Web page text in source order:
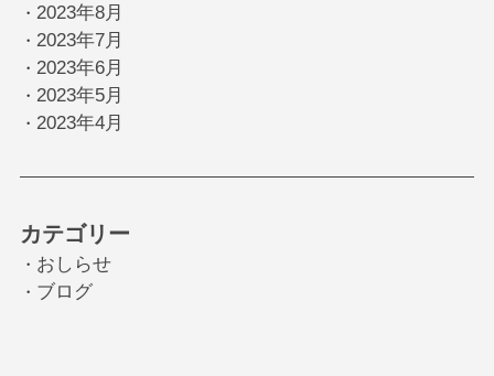
・ 2023年8月
・ 2023年7月
・ 2023年6月
・ 2023年5月
・ 2023年4月
カテゴリー
・ おしらせ
・ ブログ